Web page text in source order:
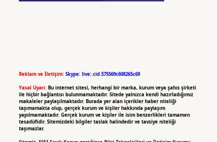
Reklam ve İletişim: Skype: live:.cid.575569c608265c69
Yasal Uyarı: Bu internet sitesi, herhangi bir marka, kurum veya şahıs şirketi
ile hiçbir bağlantısı bulunmamaktadır. Sitede yalnızca kendi hazırladığımız
makaleler paylaşılmaktadır. Burada yer alan içerikler haber niteliği
taşımamakta olup, gerçek kurum ve kişiler hakkında paylaşım
yapılmamaktadır. Gerçek kurum ve kişiler ile isim benzerlikleri tamamen
tesadüfidir. Sitemizdeki bilgiler taslak halindedir ve tavsiye niteliği
taşımazlar.